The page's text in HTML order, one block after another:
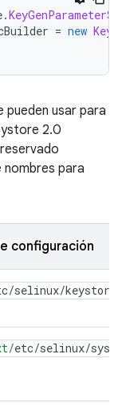
.
= new
usar para
2.0
para
configuración
/selinux/
etc/selinux/